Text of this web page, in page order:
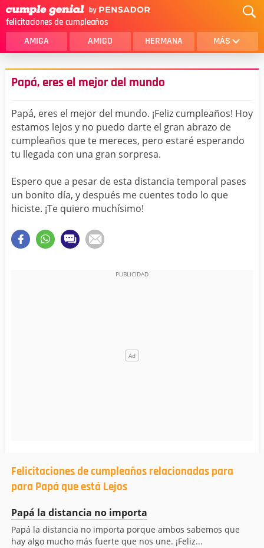
felicitaciones de cumpleaños
AMIGA AMIGO HERMANA MÁS
MAMA
AMOR
SOBRINA
HIJA
HERMANO
HIJO
PAPA
HOMBRE
TIA
ALGUIEN ESPECIAL
Papá, eres el mejor del mundo
Papá, eres el mejor del mundo. ¡Feliz cumpleaños! Hoy
estamos lejos y no puedo darte el gran abrazo de
cumpleaños que te mereces, pero estaré esperando
tu llegada con una gran sorpresa.
Espero que a pesar de esta distancia temporal pases
un bonito día, y después me cuentes todo lo que
hiciste. ¡Te quiero muchísimo!
Felicitaciones de cumpleaños relacionadas para
para Papá que está Lejos
Papá la distancia no importa
Papá la distancia no importa porque ambos sabemos que
hay algo mucho más fuerte que nos une. ¡Feliz...